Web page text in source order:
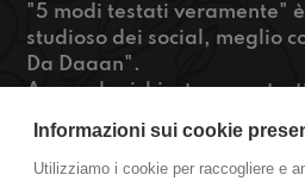
"5 modi testati veramente"
studioso dei social, meglio
Da Daaan".
A grande richiesta, un
utile per i più disperati che
bisogno di trovare
Informazioni sui cookie
Utilizziamo i cookie per raccogliere e